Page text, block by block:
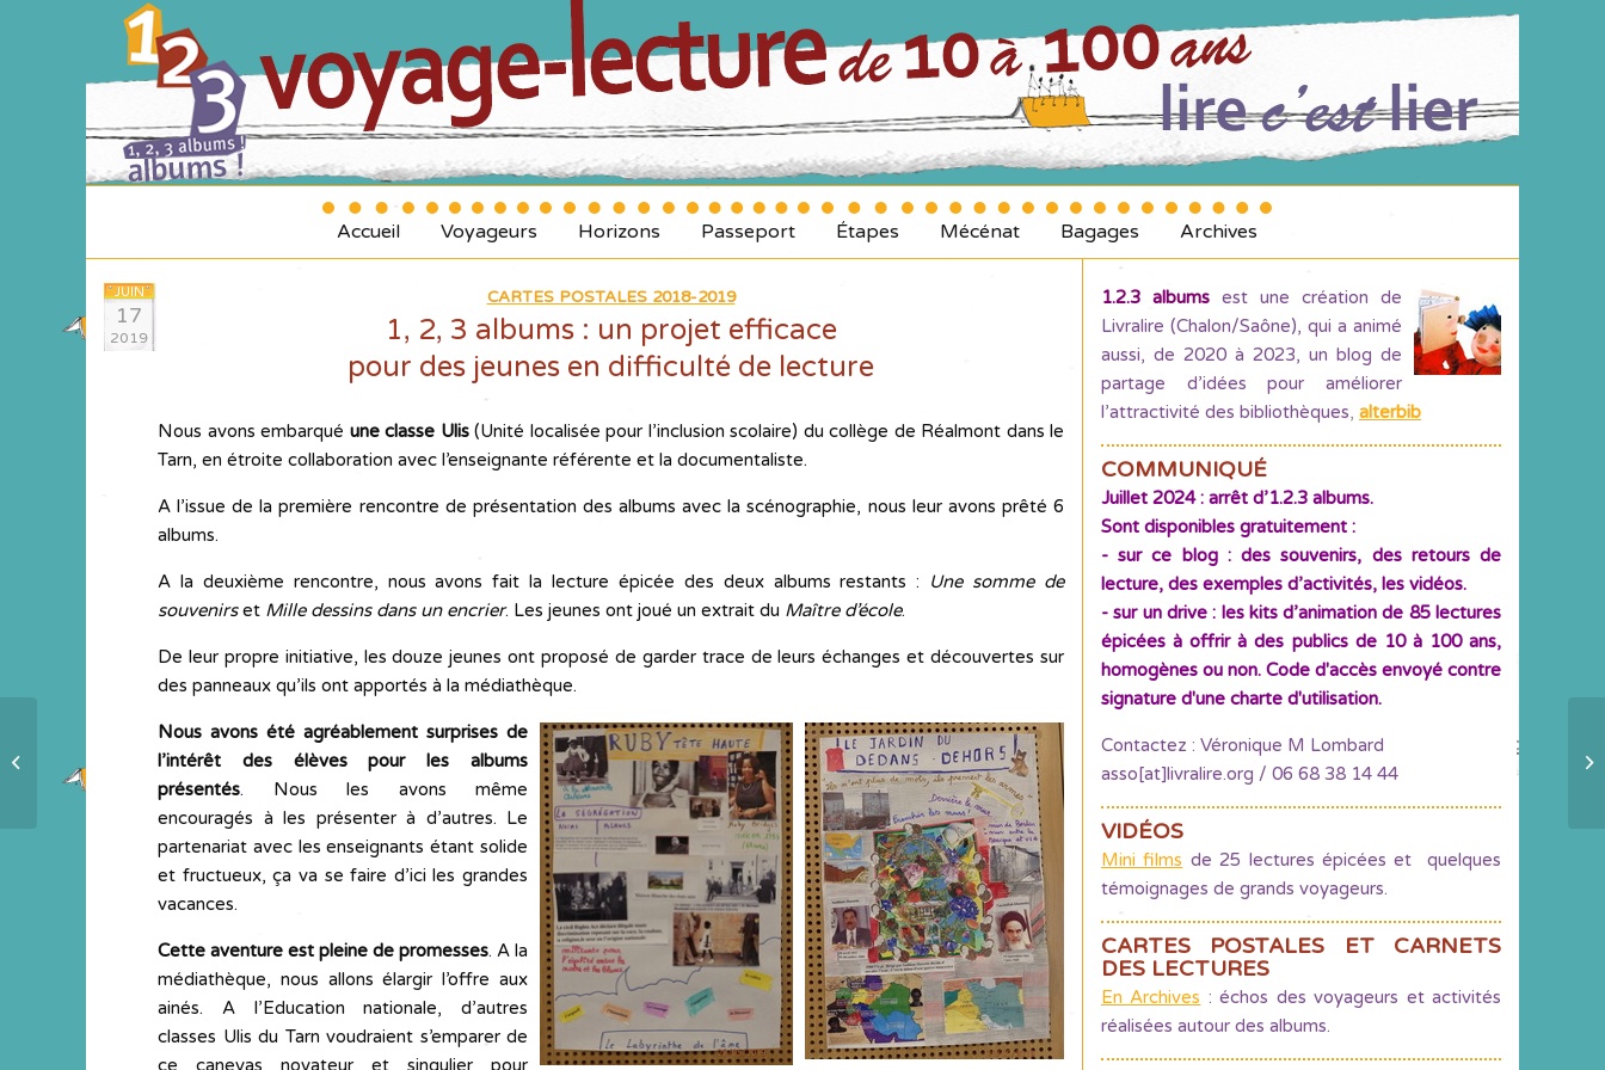
Accueil Voyageurs Horizons Passeport Étapes Mécénat Bagages Archives
JUIN
17
2019
CARTES POSTALES 2018-2019
1, 2, 3 albums : un projet efficace
pour des jeunes en difficulté de lecture
Nous avons embarqué une classe Ulis (Unité localisée pour l’inclusion scolaire) du collège de Réalmont dans le
Tarn, en étroite collaboration avec l’enseignante référente et la documentaliste.
A l’issue de la première rencontre de présentation des albums avec la scénographie, nous leur avons prêté 6
albums.
A la deuxième rencontre, nous avons fait la lecture épicée des deux albums restants : Une somme de
souvenirset Mille dessins dans un encrier. Les jeunes ont joué un extrait du Maître d’école.
De leur propre initiative, les douze jeunes ont proposé de garder trace de leurs échanges et découvertes sur
des panneaux qu’ils ont apportés à la médiathèque.
Nous avons été agréablement surprises de
l’intérêt des élèves pour les albums
présentés. Nous les avons même
encouragés à les présenter à d’autres. Le
partenariat avec les enseignants étant solide
et fructueux, ça va se faire d’ici les grandes
vacances.
Cette aventure est pleine de promesses. A la
médiathèque, nous allons élargir l’offre aux
ainés. A l’Education nationale, d’autres
classes Ulis du Tarn voudraient s’emparer de
ce canevas novateur et singulier pour
1.2.3 albums est une création de
Livralire (Chalon/Saône), qui a animé
aussi, de 2020 à 2023, un blog de
partage d’idées pour améliorer
l’attractivité des bibliothèques, alterbib
COMMUNIQUÉ
Juillet 2024 : arrêt d’1.2.3 albums.
Sont disponibles gratuitement :
- sur ce blog : des souvenirs, des retours de
lecture, des exemples d’activités, les vidéos.
- sur un drive : les kits d’animation de 85 lectures
épicées à offrir à des publics de 10 à 100 ans,
homogènes ou non. Code d'accès envoyé contre
signature d'une charte d'utilisation.
Contactez : Véronique M Lombard
asso[at]livralire.org / 06 68 38 14 44
VIDÉOS
Mini films de 25 lectures épicées et quelques
témoignages de grands voyageurs.
CARTES POSTALES ET CARNETS
DES LECTURES
En Archives : échos des voyageurs et activités
réalisées autour des albums.
Le vote 1, 2, 3 albums,
occasion d’éducation citoyenne